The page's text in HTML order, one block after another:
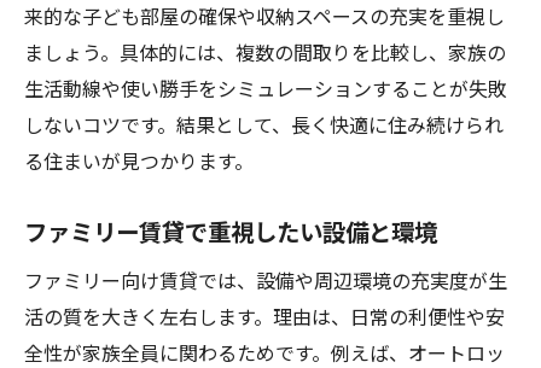
来的な子ども部屋の確保や収納スペースの充実を重視し
ましょう。具体的には、複数の間取りを比較し、家族の
生活動線や使い勝手をシミュレーションすることが失敗
しないコツです。結果として、長く快適に住み続けられ
る住まいが見つかります。
ファミリー賃貸で重視したい設備と環境
ファミリー向け賃貸では、設備や周辺環境の充実度が生
活の質を大きく左右します。理由は、日常の利便性や安
全性が家族全員に関わるためです。例えば、オートロッ